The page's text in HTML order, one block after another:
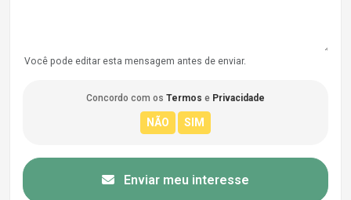
Você pode editar esta mensagem antes de enviar.
Concordo com os Termos e Privacidade
Enviar meu interesse